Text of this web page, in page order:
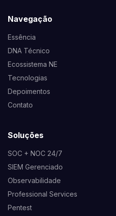
Navegação
Essência
DNA Técnico
Ecossistema NE
Tecnologias
Depoimentos
Contato
Soluções
SOC + NOC 24/7
SIEM Gerenciado
Observabilidade
Professional Services
Pentest